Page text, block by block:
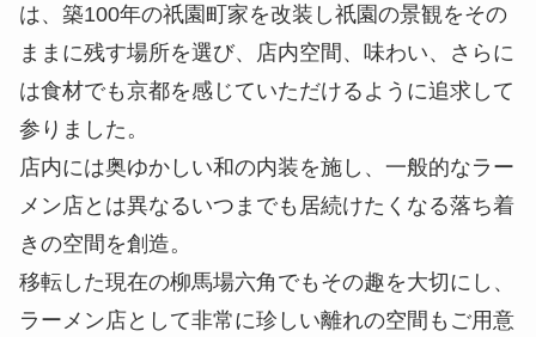
は、築100年の祇園町家を改装し祇園の景観をその
ままに残す場所を選び、店内空間、味わい、さらに
は食材でも京都を感じていただけるように追求して
参りました。
店内には奥ゆかしい和の内装を施し、一般的なラー
メン店とは異なるいつまでも居続けたくなる落ち着
きの空間を創造。
移転した現在の柳馬場六角でもその趣を大切にし、
ラーメン店として非常に珍しい離れの空間もご用意